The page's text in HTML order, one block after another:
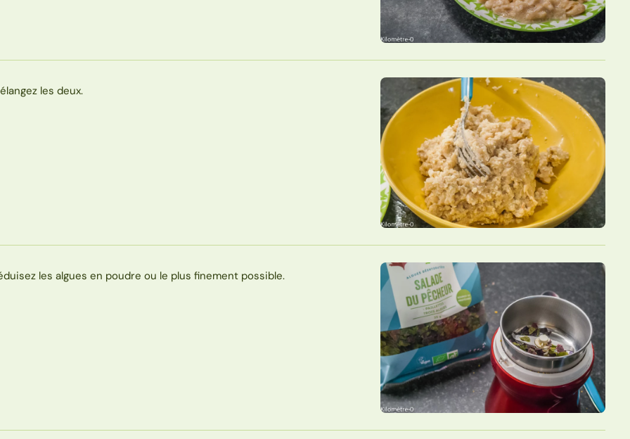
les deux.
les algues en poudre ou le plus finement possible.